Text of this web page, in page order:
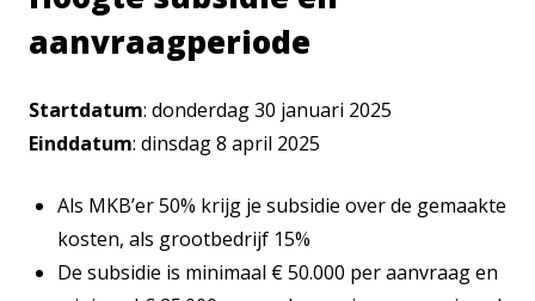
aanvraagperiode
Startdatum: donderdag 30 januari 2025
Einddatum: dinsdag 8 april 2025
Als MKB’er 50% krijg je subsidie over de gemaakte
kosten, als grootbedrijf 15%
De subsidie is minimaal € 50.000 per aanvraag en